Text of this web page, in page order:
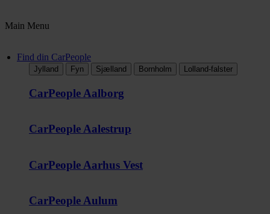
Main Menu
Find din CarPeople
Jylland Fyn Sjælland Bornholm Lolland-falster
CarPeople Aalborg
CarPeople Aalestrup
CarPeople Aarhus Vest
CarPeople Aulum